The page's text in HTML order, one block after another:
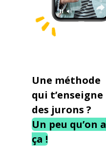
Une méthode
qui t’enseigne
des jurons ?
Un peu qu’on a
ça !